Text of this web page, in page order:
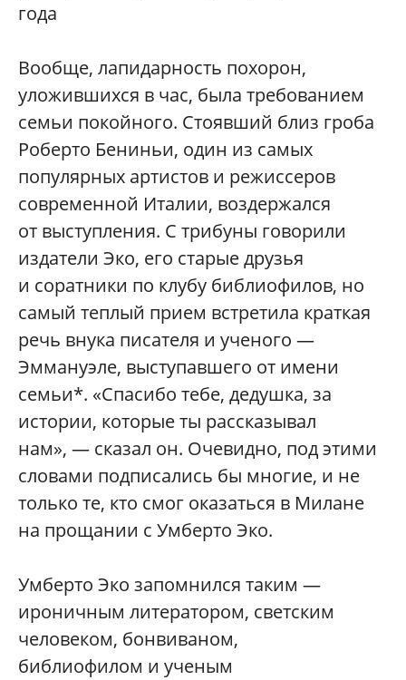
года
Вообще, лапидарность похорон,
уложившихся в час, была требованием
семьи покойного. Стоявший близ гроба
Роберто Бениньи, один из самых
популярных артистов и режиссеров
современной Италии, воздержался
от выступления. С трибуны говорили
издатели Эко, его старые друзья
и соратники по клубу библиофилов, но
самый теплый прием встретила краткая
речь внука писателя и ученого —
Эммануэле, выступавшего от имени
семьи*. «Спасибо тебе, дедушка, за
истории, которые ты рассказывал
нам», — сказал он. Очевидно, под этими
словами подписались бы многие, и не
только те, кто смог оказаться в Милане
на прощании с Умберто Эко.
Умберто Эко запомнился таким —
ироничным литератором, светским
человеком, бонвиваном,
библиофилом и ученым